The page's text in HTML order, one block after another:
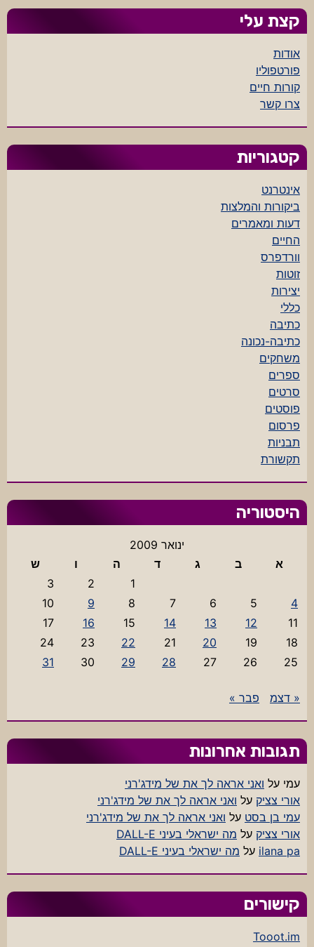
קצת עלי
אודות
פורטפוליו
קורות חיים
צרו קשר
קטגוריות
אינטרנט
ביקורות והמלצות
דעות ומאמרים
החיים
וורדפרס
זוטות
יצירות
כללי
כתיבה
כתיבה-נכונה
משחקים
ספרים
סרטים
פוסטים
פרסום
תבניות
תקשורת
היסטוריה
ינואר 2009
א
ב ג ד ה ו
ש
1
2
3
4
5
6
7
8
9
10
11
12
13
14
15
16
17
18
19
20
21
22
23
24
25
26
27
28
29
30
31
« דצמ פבר »
תגובות אחרונות
עמי על ואני אראה לך את של מידג'רני
אורי צציק על ואני אראה לך את של מידג'רני
עמי בן בסט על ואני אראה לך את של מידג'רני
אורי צציק על מה ישראלי בעיני DALL-E
ilana pa על מה ישראלי בעיני DALL-E
קישורים
Tooot.im